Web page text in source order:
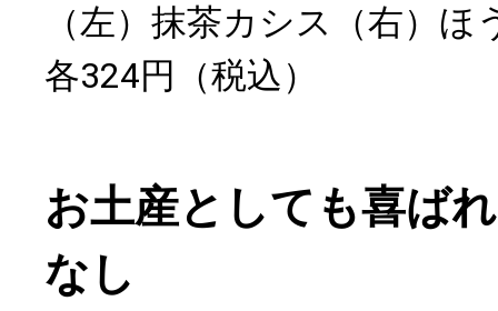
（左）抹茶カシス（右）ほ
各324円（税込）
お土産としても喜ば
なし